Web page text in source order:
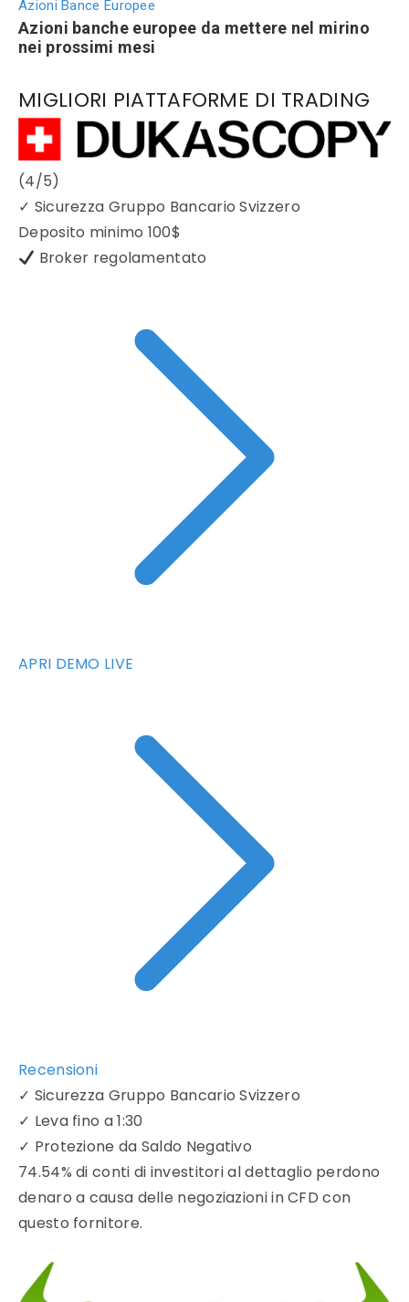
Azioni Bance Europee
Azioni banche europee da mettere nel mirino
nei prossimi mesi
MIGLIORI PIATTAFORME DI TRADING
(4/5)
✓ Sicurezza Gruppo Bancario Svizzero
Deposito minimo 100$
Broker regolamentato
APRI DEMO LIVE
Recensioni
✓ Sicurezza Gruppo Bancario Svizzero
✓ Leva fino a 1:30
✓ Protezione da Saldo Negativo
74.54% di conti di investitori al dettaglio perdono
denaro a causa delle negoziazioni in CFD con
questo fornitore.